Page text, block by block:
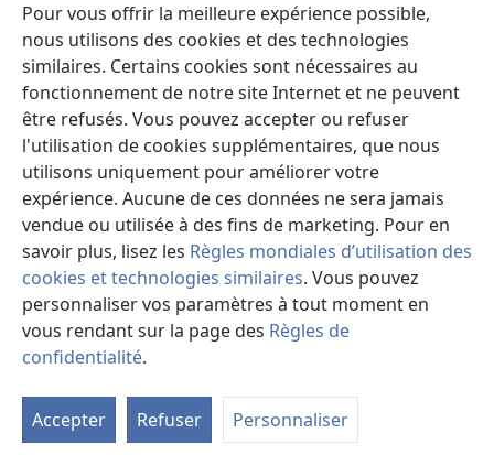
Pour vous offrir la meilleure expérience possible,
nous utilisons des cookies et des technologies
similaires. Certains cookies sont nécessaires au
fonctionnement de notre site Internet et ne peuvent
être refusés. Vous pouvez accepter ou refuser
l'utilisation de cookies supplémentaires, que nous
utilisons uniquement pour améliorer votre
expérience. Aucune de ces données ne sera jamais
vendue ou utilisée à des fins de marketing. Pour en
savoir plus, lisez les Règles mondiales d’utilisation des
cookies et technologies similaires. Vous pouvez
personnaliser vos paramètres à tout moment en
vous rendant sur la page des Règles de
confidentialité.
Accepter Refuser Personnaliser
(ouvre
une
nouvelle
fenêtre)
Bibliothèque en ligne
(ouvre
une
nouvelle
fenêtre)
JW Hub®
(ouvre
une
nouvelle
fenêtre)
JW Library
Watchtower Library
Copyright© 2026 Watch Tower Bible and Tract Society of Pennsylvania.
CONDITIONS D’UTILISATION
PARAMÈTRES DE CONFIDENTIALITÉ